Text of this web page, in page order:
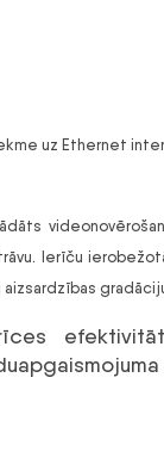
uz Ethernet
Ierīču